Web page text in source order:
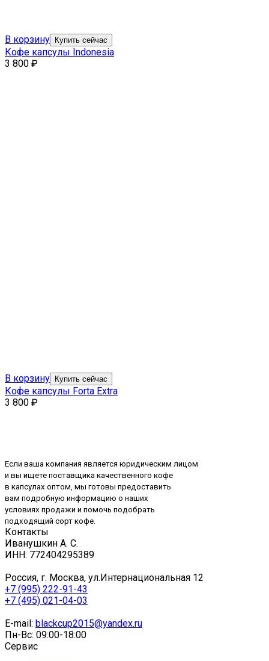
В корзину Купить сейчас
Кофе капсулы Indonesia
3 800 ₽
В корзину Купить сейчас
Кофе капсулы Forta Extra
3 800 ₽
Если ваша компания является юридическим лицом
и вы ищете поставщика качественного кофе
в капсулах оптом, мы готовы предоставить
вам подробную информацию о наших
условиях продажи и помочь подобрать
подходящий сорт кофе.
Контакты
Иванушкин А. С.
ИНН: 772404295389
Россия, г. Москва, ул.Интернациональная 12
+7 (995) 222-91-43
+7 (495) 021-04-03
E-mail: blackcup2015@yandex.ru
Пн-Вс: 09:00-18:00
Сервис